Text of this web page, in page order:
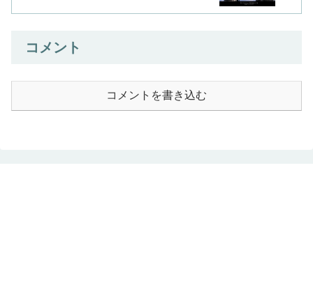
コメント
コメントを書き込む